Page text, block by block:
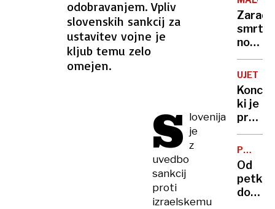
odobravanjem. Vpliv
slovenskih sankcij za
ustavitev vojne je
kljub temu zelo
omejen.
S lovenija
je
z
uvedbo
sankcij
proti
izraelskemu
tunine
Zaradi
smrti
na
tri
UJETA!
ki je
stal
zakona
TEDNA
Od
petka
do